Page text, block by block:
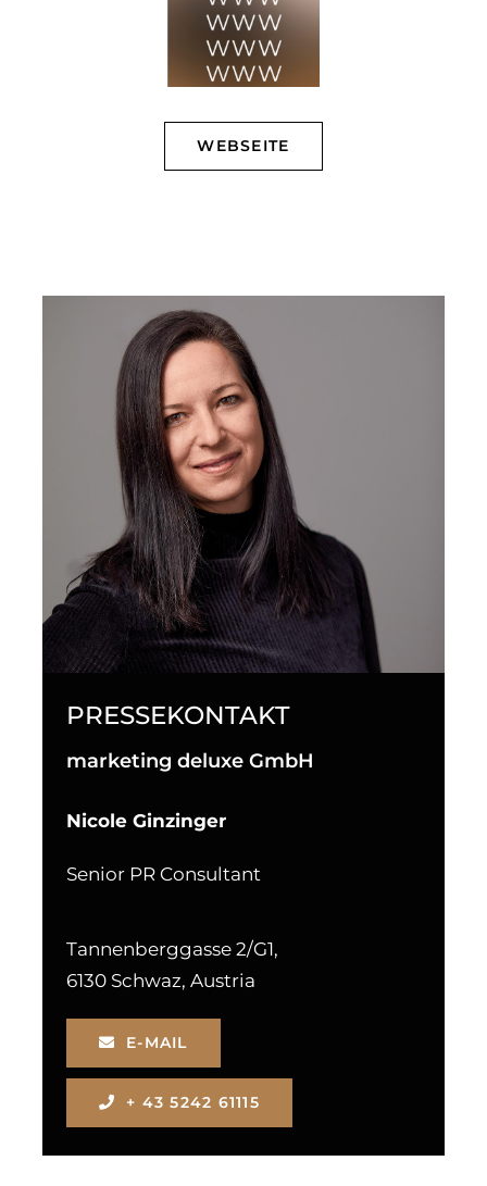
WEBSEITE
PRESSEKONTAKT
marketing deluxe GmbH
Nicole Ginzinger
Senior PR Consultant
Tannenberggasse 2/G1,
6130 Schwaz, Austria
E-MAIL
+ 43 5242 61115